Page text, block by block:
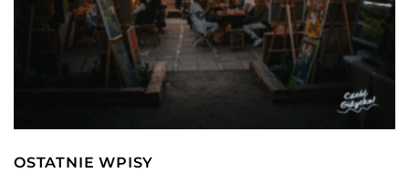
OSTATNIE WPISY